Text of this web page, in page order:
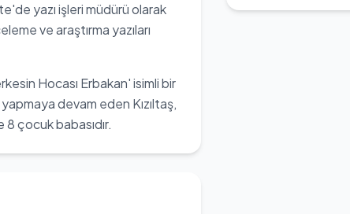
yazı işleri müdürü olarak
ve araştırma yazıları
Hocası Erbakan' isimli bir
devam eden Kızıltaş,
8 çocuk babasıdır.